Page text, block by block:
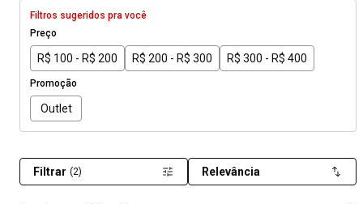
Filtros sugeridos pra você
Preço
R$ 100 - R$ 200 R$ 200 - R$ 300 R$ 300 - R$ 400
Promoção
Outlet
Filtrar (2) Relevância